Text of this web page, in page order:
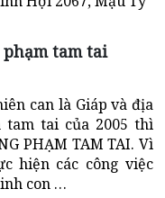
phạm tam tai
can là Giáp và địa
tai của 2005 thì
PHẠM TAM TAI. Vì
hiện các công việc
con …